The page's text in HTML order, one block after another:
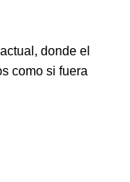
donde el
como si fuera